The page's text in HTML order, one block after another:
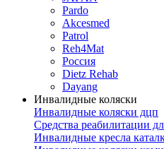
Pardo
Akcesmed
Patrol
Reh4Mat
Россия
Dietz Rehab
Dayang
Инвалидные коляски
Инвалидные коляски дцп
Средства реабилитации
Инвалидные кресла